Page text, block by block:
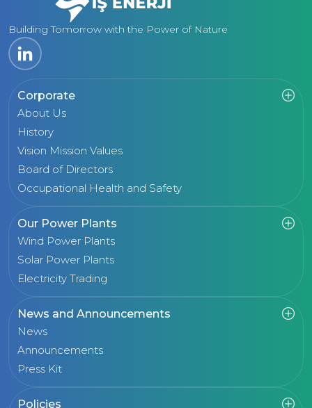
Building Tomorrow with the Power of Nature
Corporate
About Us
History
Vision Mission Values
Board of Directors
Occupational Health and Safety
Our Power Plants
Wind Power Plants
Solar Power Plants
Electricity Trading
News and Announcements
News
Announcements
Press Kit
Policies